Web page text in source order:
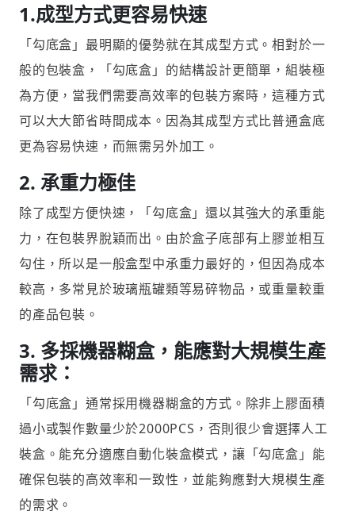
1.成型方式更容易快速
「勾底盒」最明顯的優勢就在其成型方式。相對於一
般的包裝盒，「勾底盒」的結構設計更簡單，組裝極
為方便，當我們需要高效率的包裝方案時，這種方式
可以大大節省時間成本。因為其成型方式比普通盒底
更為容易快速，而無需另外加工。
2. 承重力極佳
除了成型方便快速，「勾底盒」還以其強大的承重能
力，在包裝界脫穎而出。由於盒子底部有上膠並相互
勾住，所以是一般盒型中承重力最好的，但因為成本
較高，多常見於玻璃瓶罐類等易碎物品，或重量較重
的產品包裝。
3. 多採機器糊盒，能應對大規模生產
需求：
「勾底盒」通常採用機器糊盒的方式。除非上膠面積
過小或製作數量少於2000PCS，否則很少會選擇人工
裝盒。能充分適應自動化裝盒模式，讓「勾底盒」能
確保包裝的高效率和一致性，並能夠應對大規模生產
的需求。